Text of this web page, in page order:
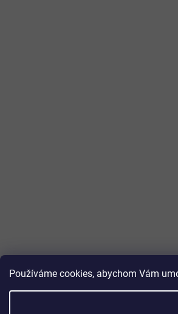
Používáme cookies, abychom Vám